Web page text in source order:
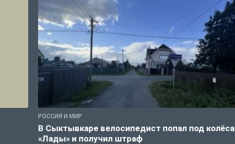
РОССИЯ И МИР
В Сыктывкаре велосипедист попал под колёса
«Лады» и получил штраф